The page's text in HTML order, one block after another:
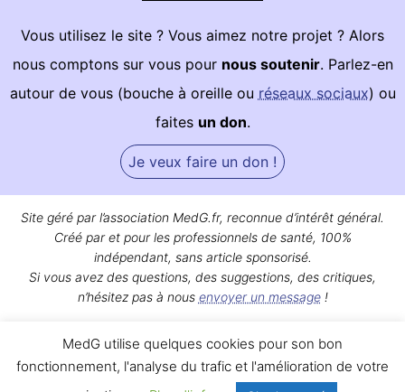
Vous utilisez le site ? Vous aimez notre projet ? Alors
nous comptons sur vous pour nous soutenir. Parlez-en
autour de vous (bouche à oreille ou réseaux sociaux) ou
faites un don.
Je veux faire un don !
Site géré par l’association MedG.fr, reconnue d’intérêt général.
Créé par et pour les professionnels de santé, 100%
indépendant, sans article sponsorisé.
Si vous avez des questions, des suggestions, des critiques,
n’hésitez pas à nous envoyer un message!
Qui sommes-nous ?|Mentions légales|Contact
MedG utilise quelques cookies pour son bon
fonctionnement, l'analyse du trafic et l'amélioration de votre